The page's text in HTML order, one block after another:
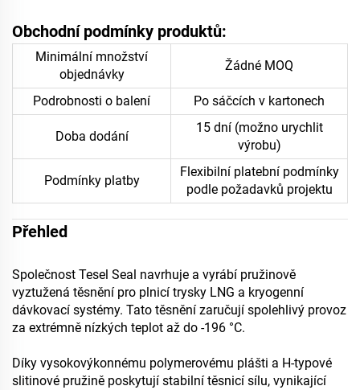
Obchodní podmínky produktů:
Minimální množství
objednávky
Žádné MOQ
Podrobnosti o balení Po sáčcích v kartonech
Doba dodání
15 dní (možno urychlit
výrobu)
Podmínky platby
Flexibilní platební podmínky
podle požadavků projektu
Přehled
Společnost Tesel Seal navrhuje a vyrábí pružinově
vyztužená těsnění pro plnicí trysky LNG a kryogenní
dávkovací systémy. Tato těsnění zaručují spolehlivý provoz
za extrémně nízkých teplot až do -196 °C.
Díky vysokovýkonnému polymerovému plášti a H-typové
slitinové pružině poskytují stabilní těsnicí sílu, vynikající